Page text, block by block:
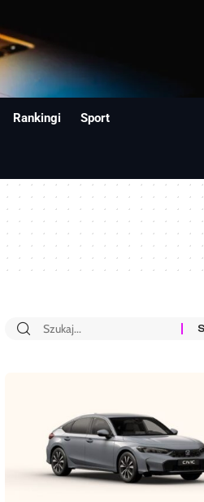
Rankingi Sport